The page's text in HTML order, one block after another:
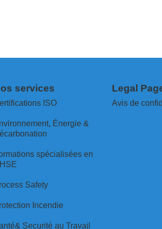
services
ISO
Énergie &
spécialisées en
Safety
Incendie
Securité au Travail
Legal
Avis de